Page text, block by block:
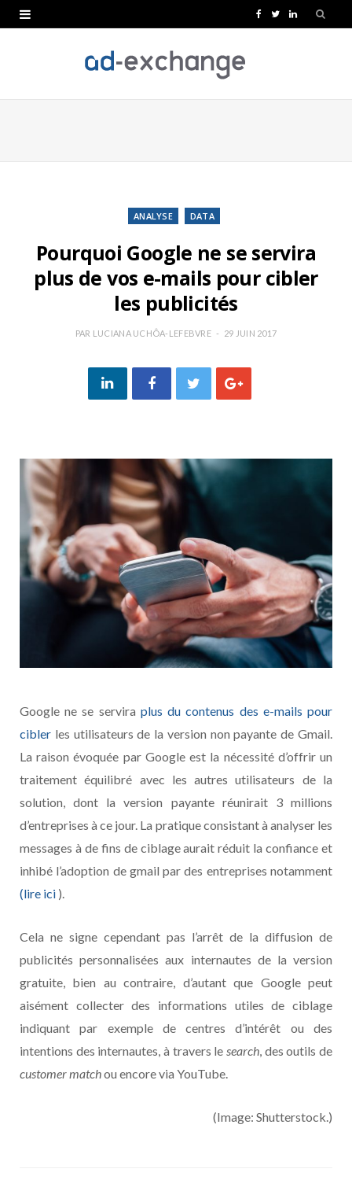
e
T
t
L
k
ANALYSE DATA
Pourquoi Google ne se servira
plus de vos e-mails pour cibler
les publicités
PAR LUCIANA UCHÔA-LEFEBVRE 29 JUIN 2017
Google ne se servira plus du contenus des e-mails pour
cibler les utilisateurs de la version non payante de Gmail.
La raison évoquée par Google est la nécessité d’offrir un
traitement équilibré avec les autres utilisateurs de la
solution, dont la version payante réunirait 3 millions
d’entreprises à ce jour. La pratique consistant à analyser les
messages à de fins de ciblage aurait réduit la confiance et
inhibé l’adoption de gmail par des entreprises notamment
(lire ici ).
Cela ne signe cependant pas l’arrêt de la diffusion de
publicités personnalisées aux internautes de la version
gratuite, bien au contraire, d’autant que Google peut
aisément collecter des informations utiles de ciblage
indiquant par exemple de centres d’intérêt ou des
intentions des internautes, à travers le search , des outils de
customer matchou encore via YouTube.
(Image: Shutterstock.)